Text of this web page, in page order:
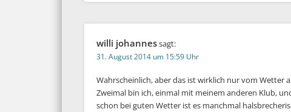
willi johannessagt:
31. August 2014 um 15:59 Uhr
Wahrscheinlich, aber das ist wirklich nur vom Wetter
Zweimal bin ich, einmal mit meinem anderen Klub,
schon bei guten Wetter ist es manchmal